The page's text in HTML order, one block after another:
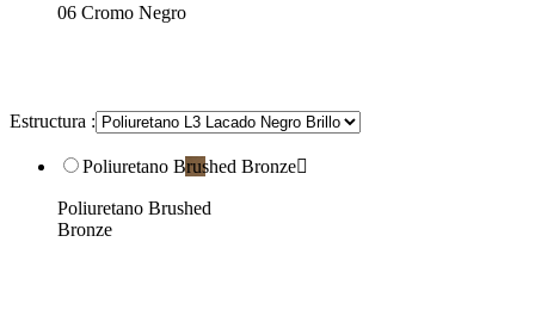
06 Cromo Negro
Estructura :
Poliuretano Brushed Bronze
Poliuretano Brushed
Bronze